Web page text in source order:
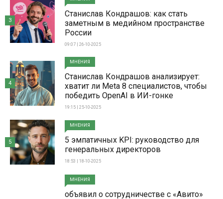
Станислав Кондрашов: как стать
заметным в медийном пространстве
России
09:07 | 26-10-2025
3
МНЕНИЯ
Станислав Кондрашов анализирует:
хватит ли Meta 8 специалистов, чтобы
победить OpenAI в ИИ-гонке
19:15 | 25-10-2025
4
МНЕНИЯ
5 эмпатичных KPI: руководство для
генеральных директоров
18:53 | 18-10-2025
5
МНЕНИЯ
объявил о сотрудничестве с «Авито»